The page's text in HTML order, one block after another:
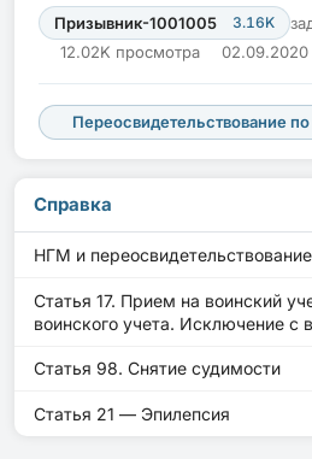
Призывник-1001005 3.16K
12.02K просмотра
02.09.2020
Переосвидетельствование
Справка
НГМ и переосвидетельствование
Статья 17. Прием на воинский
воинского учета. Исключение с
Статья 98. Снятие судимости
Статья 21 — Эпилепсия